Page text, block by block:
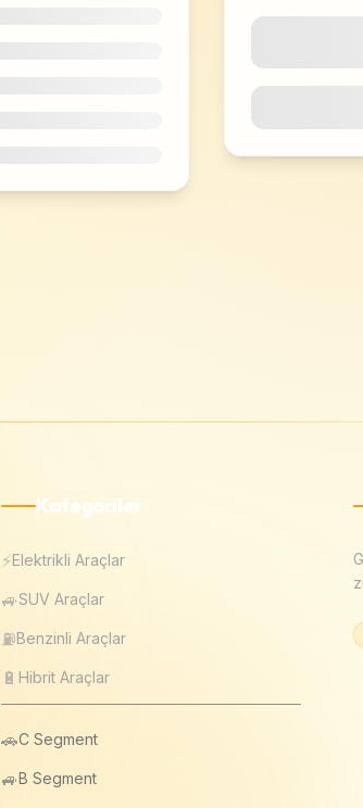
Kategoriler
⚡Elektrikli Araçlar
🚙SUV Araçlar
⛽Benzinli Araçlar
🔋 Hibrit Araçlar
🚗C Segment
🚙B Segment